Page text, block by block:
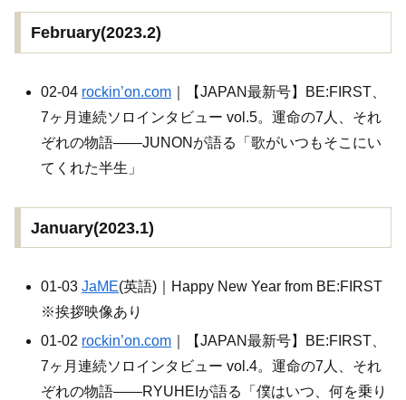
February(2023.2)
02-04 rockin’on.com ｜【JAPAN最新号】BE:FIRST、
7ヶ月連続ソロインタビュー vol.5。運命の7人、それ
ぞれの物語――JUNONが語る「歌がいつもそこにい
てくれた半生」
January(2023.1)
01-03JaME(英語)｜Happy New Year from BE:FIRST
※挨拶映像あり
01-02 rockin’on.com ｜【JAPAN最新号】BE:FIRST、
7ヶ月連続ソロインタビュー vol.4。運命の7人、それ
ぞれの物語――RYUHEIが語る「僕はいつ、何を乗り